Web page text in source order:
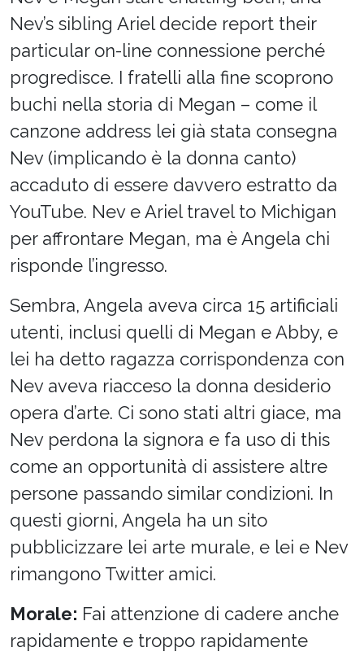
Nev’s sibling Ariel decide report their
particular on-line connessione perché
progredisce. I fratelli alla fine scoprono
buchi nella storia di Megan – come il
canzone address lei già stata consegna
Nev (implicando è la donna canto)
accaduto di essere davvero estratto da
YouTube. Nev e Ariel travel to Michigan
per affrontare Megan, ma è Angela chi
risponde l’ingresso.
Sembra, Angela aveva circa 15 artificiali
utenti, inclusi quelli di Megan e Abby, e
lei ha detto ragazza corrispondenza con
Nev aveva riacceso la donna desiderio
opera d’arte. Ci sono stati altri giace, ma
Nev perdona la signora e fa uso di this
come an opportunità di assistere altre
persone passando similar condizioni. In
questi giorni, Angela ha un sito
pubblicizzare lei arte murale, e lei e Nev
rimangono Twitter amici.
Morale: Fai attenzione di cadere anche
rapidamente e troppo rapidamente